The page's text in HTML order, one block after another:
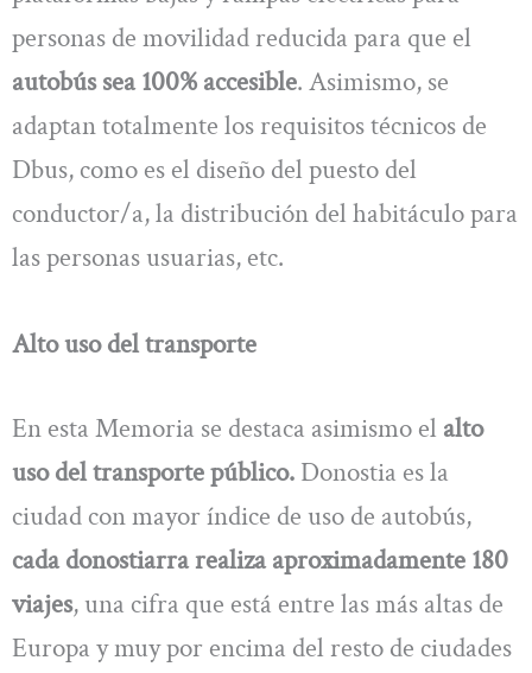
personas de movilidad reducida para que el
autobús sea 100% accesible. Asimismo, se
adaptan totalmente los requisitos técnicos de
Dbus, como es el diseño del puesto del
conductor/a, la distribución del habitáculo para
las personas usuarias, etc.
Alto uso del transporte
En esta Memoria se destaca asimismo el alto
uso del transporte público. Donostia es la
ciudad con mayor índice de uso de autobús,
cada donostiarra realiza aproximadamente 180
viajes, una cifra que está entre las más altas de
Europa y muy por encima del resto de ciudades